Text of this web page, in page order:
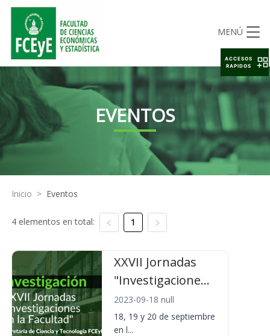
MENÚ
EVENTOS
Inicio > Eventos
4 elementos en total: 1
XXVII Jornadas
"Investigacione...
2023-09-18 null
18, 19 y 20 de septiembre
en l...
ACCESOS
RAPIDOS